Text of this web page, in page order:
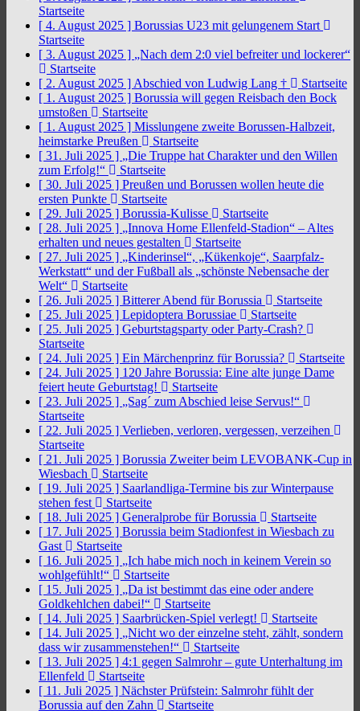
Startseite
[ 4. August 2025 ] Borussias U23 mit gelungenem Start
Startseite
[ 3. August 2025 ] „Nach dem 2:0 viel befreiter und lockerer“
Startseite
[ 2. August 2025 ] Abschied von Ludwig Lang †
Startseite
[ 1. August 2025 ] Borussia will gegen Reisbach den Bock
umstoßen
Startseite
[ 1. August 2025 ] Misslungene zweite Borussen-Halbzeit,
heimstarke Preußen
Startseite
[ 31. Juli 2025 ] „Die Truppe hat Charakter und den Willen
zum Erfolg!“
Startseite
[ 30. Juli 2025 ] Preußen und Borussen wollen heute die
ersten Punkte
Startseite
[ 29. Juli 2025 ] Borussia-Kulisse
Startseite
[ 28. Juli 2025 ] „Innova Home Ellenfeld-Stadion“ – Altes
erhalten und neues gestalten
Startseite
[ 27. Juli 2025 ] „Kinderinsel“, „Kükenkoje“, Saarpfalz-
Werkstatt“ und der Fußball als „schönste Nebensache der
Welt“
Startseite
[ 26. Juli 2025 ] Bitterer Abend für Borussia
Startseite
[ 25. Juli 2025 ] Lepidoptera Borussiae
Startseite
[ 25. Juli 2025 ] Geburtstagsparty oder Party-Crash?
Startseite
[ 24. Juli 2025 ] Ein Märchenprinz für Borussia?
Startseite
[ 24. Juli 2025 ] 120 Jahre Borussia: Eine alte junge Dame
feiert heute Geburtstag!
Startseite
[ 23. Juli 2025 ] „Sag´ zum Abschied leise Servus!“
Startseite
[ 22. Juli 2025 ] Verlieben, verloren, vergessen, verzeihen
Startseite
[ 21. Juli 2025 ] Borussia Zweiter beim LEVOBANK-Cup in
Wiesbach
Startseite
[ 19. Juli 2025 ] Saarlandliga-Termine bis zur Winterpause
stehen fest
Startseite
[ 18. Juli 2025 ] Generalprobe für Borussia
Startseite
[ 17. Juli 2025 ] Borussia beim Stadionfest in Wiesbach zu
Gast
Startseite
[ 16. Juli 2025 ] „Ich habe mich noch in keinem Verein so
wohlgefühlt!“
Startseite
[ 15. Juli 2025 ] „Da ist bestimmt das eine oder andere
Goldkehlchen dabei!“
Startseite
[ 14. Juli 2025 ] Saarbrücken-Spiel verlegt!
Startseite
[ 14. Juli 2025 ] „Nicht wo der einzelne steht, zählt, sondern
dass wir zusammenstehen!“
Startseite
[ 13. Juli 2025 ] 4:1 gegen Salmrohr – gute Unterhaltung im
Ellenfeld
Startseite
[ 11. Juli 2025 ] Nächster Prüfstein: Salmrohr fühlt der
Borussia auf den Zahn
Startseite